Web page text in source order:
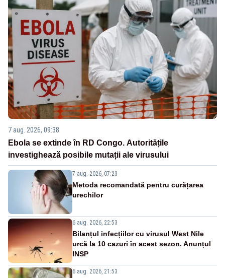
7 aug. 2026, 09:38
Ebola se extinde în RD Congo. Autoritățile
investighează posibile mutații ale virusului
7 aug. 2026, 07:23
Metoda recomandată pentru curățarea
urechilor
6 aug. 2026, 22:53
Bilanțul infecțiilor cu virusul West Nile
urcă la 10 cazuri în acest sezon. Anunțul
INSP
6 aug. 2026, 21:53